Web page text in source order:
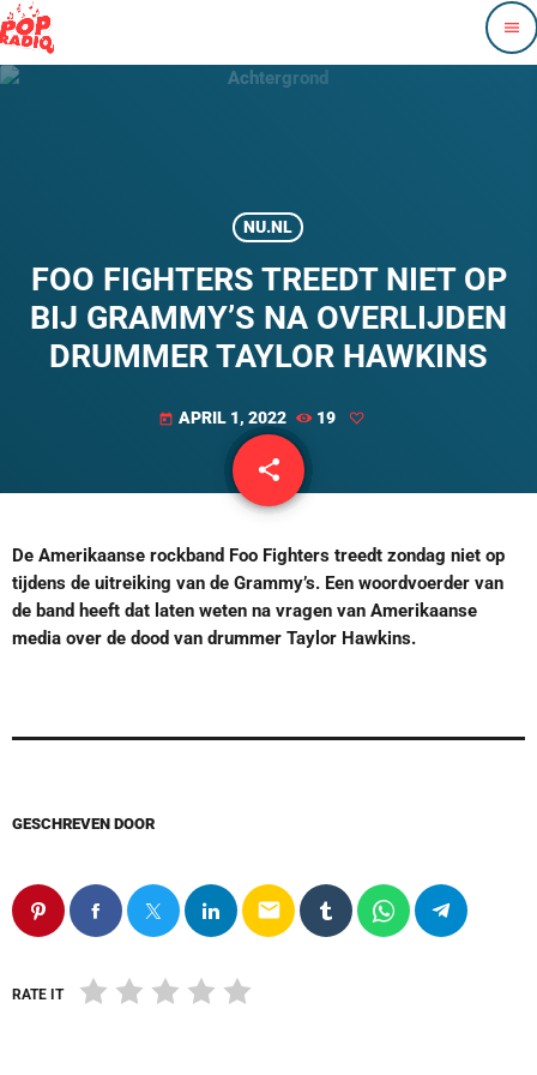
menu
NU.NL
FOO FIGHTERS TREEDT NIET OP
BIJ GRAMMY’S NA OVERLIJDEN
DRUMMER TAYLOR HAWKINS
today APRIL 1, 2022 19
share
email
De Amerikaanse rockband Foo Fighters treedt zondag niet op
tijdens de uitreiking van de Grammy’s. Een woordvoerder van
de band heeft dat laten weten na vragen van Amerikaanse
media over de dood van drummer Taylor Hawkins.
GESCHREVEN DOOR
email
RATE IT